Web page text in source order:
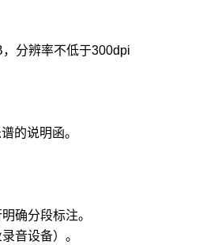
分辨率不低于300dpi
的说明函。
确分段标注。
音设备）。